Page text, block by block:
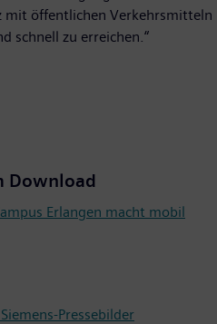
öffentlichen Verkehrsmitteln
schnell zu erreichen.“
Download
Erlangen macht mobil
Pressebilder